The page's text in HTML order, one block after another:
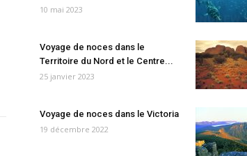
10 mai 2023
Voyage de noces dans le
Territoire du Nord et le Centre...
25 janvier 2023
Voyage de noces dans le Victoria
19 décembre 2022